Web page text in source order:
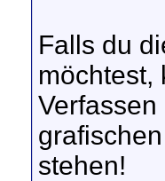
Falls du
möchtest,
stehen!